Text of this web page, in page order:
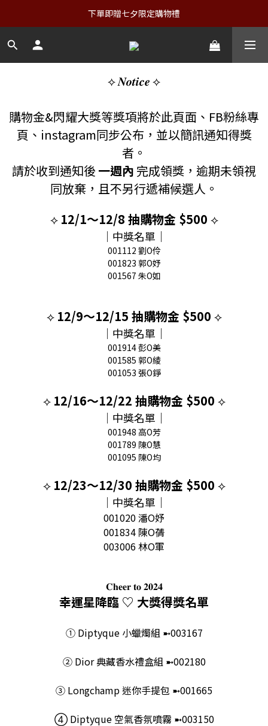
下單即贈七夕限定購物禮
⟡ 𝑵𝒐𝒕𝒊𝒄𝒆 ⟡
購物金&閃耀大獎等獎項將於此頁面、FB粉絲專
頁、instagram同步公布，並以簡訊通知得獎
者。
請於收到通知後 一週內 完成領獎，逾期未領視
同放棄，且不另行遞補候選人。
⟡ 12/1～12/8 抽購物金 $500 ⟡
｜中獎名單｜
001112 劉O伶
001823 郭O妤
001567 朱O如
⟡ 12/9～12/15 抽購物金 $500 ⟡
｜中獎名單｜
001914 彭O美
001585 郭O綾
001053 張O錚
⟡ 12/16～12/22 抽購物金 $500 ⟡
｜中獎名單｜
001948 高O芳
001789 陳O慧
001095 陳O均
⟡ 12/23～12/30 抽購物金 $500 ⟡
｜中獎名單｜
001020 潘O妤
001834 陳O蒨
003006 林O軍
𝐂𝐡𝐞𝐞𝐫 𝐭𝐨 𝟐𝟎𝟐𝟒
幸運星降臨 ♡ 大獎得獎名單
➀ Diptyque 小蠟燭組 ➼003167
➁ Dior 典藏香水禮盒組 ➼002180
➂ Longchamp 迷你手提包 ➼001665
➃ Diptyque 空氣香氛噴霧 ➼003150